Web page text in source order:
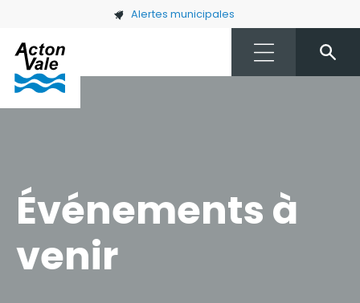
Skip to main content Alertes municipales
Événements à
venir